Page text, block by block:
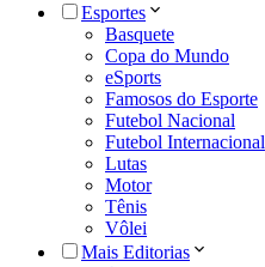
Esportes
Basquete
Copa do Mundo
eSports
Famosos do Esporte
Futebol Nacional
Futebol Internacional
Lutas
Motor
Tênis
Vôlei
Mais Editorias